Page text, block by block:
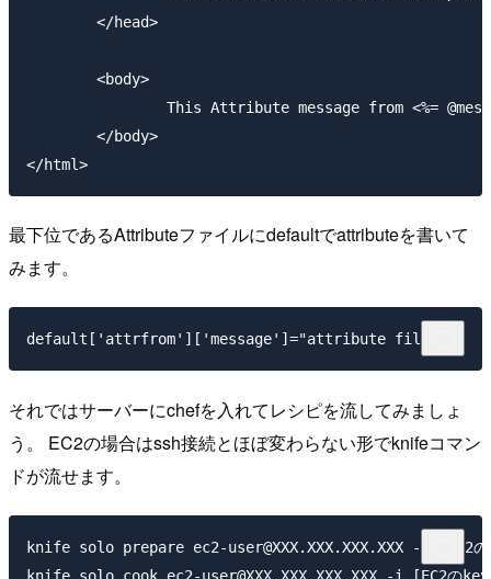
最下位であるAttributeファイルにdefaultでattributeを書いて
みます。
それではサーバーにchefを入れてレシピを流してみましょ
う。 EC2の場合はssh接続とほぼ変わらない形でknifeコマン
ドが流せます。
knife solo prepare ec2-user@XXX.XXX.XXX.XXX -i [EC2